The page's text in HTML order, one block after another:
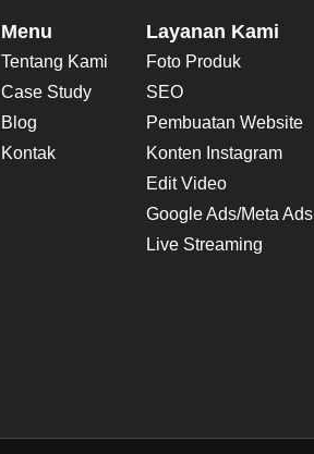
Menu
Tentang Kami
Case Study
Blog
Kontak
Layanan Kami
Foto Produk
SEO
Pembuatan Website
Konten Instagram
Edit Video
Google Ads/Meta Ads
Live Streaming